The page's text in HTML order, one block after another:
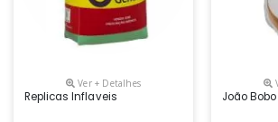
Ver + Detalhes
Replicas Inflaveis João